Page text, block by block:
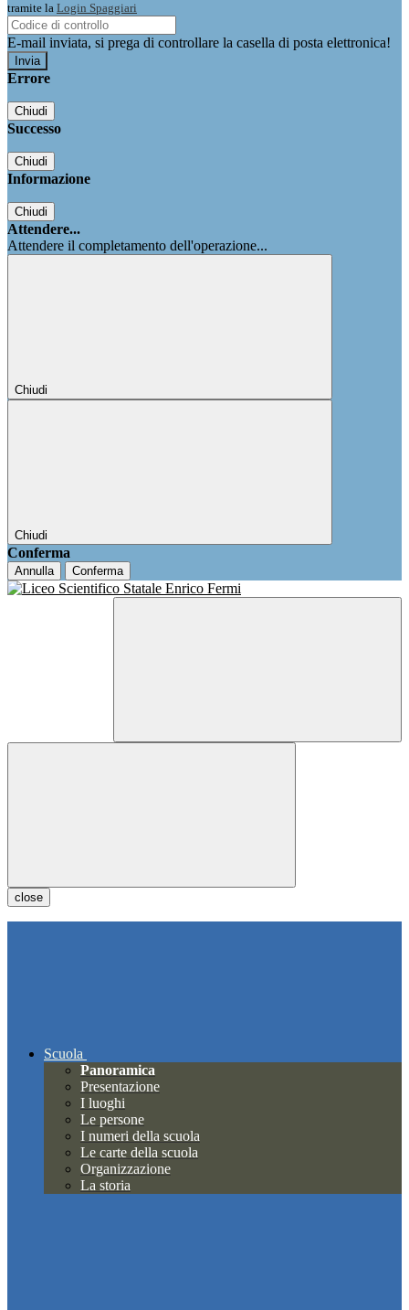
tramite la Login Spaggiari
E-mail inviata, si prega di controllare la casella di posta elettronica!
Errore
Chiudi
Successo
Chiudi
Informazione
Chiudi
Attendere...
Attendere il completamento dell'operazione...
Chiudi
Chiudi
Conferma
Annulla Conferma
close
Scuola
Panoramica
Presentazione
I luoghi
Le persone
I numeri della scuola
Le carte della scuola
Organizzazione
La storia